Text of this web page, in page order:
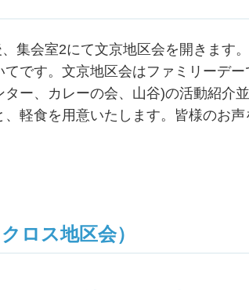
集会室2にて文京地区会を開きます
てです。文京地区会はファミリーデ
ター、カレーの会、山谷)の活動紹介
軽食を用意いたします。皆様のお
ロス地区会）